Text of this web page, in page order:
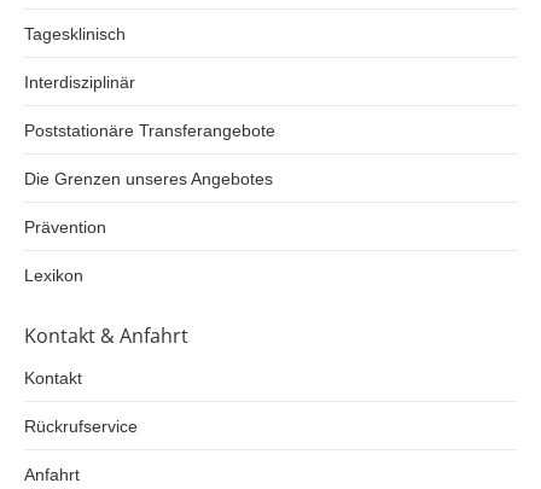
Tagesklinisch
Interdisziplinär
Poststationäre Transferangebote
Die Grenzen unseres Angebotes
Prävention
Lexikon
Kontakt & Anfahrt
Kontakt
Rückrufservice
Anfahrt